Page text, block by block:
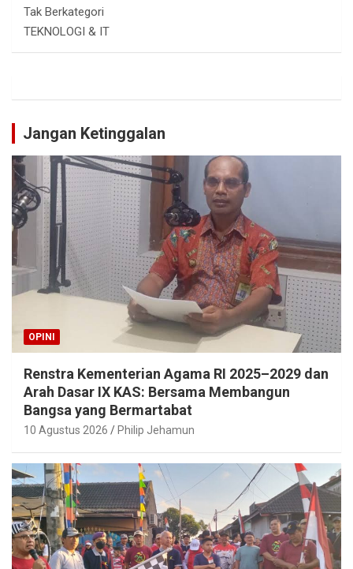
Tak Berkategori
TEKNOLOGI & IT
Jangan Ketinggalan
OPINI
Renstra Kementerian Agama RI 2025–2029 dan
Arah Dasar IX KAS: Bersama Membangun
Bangsa yang Bermartabat
10 Agustus 2026 Philip Jehamun